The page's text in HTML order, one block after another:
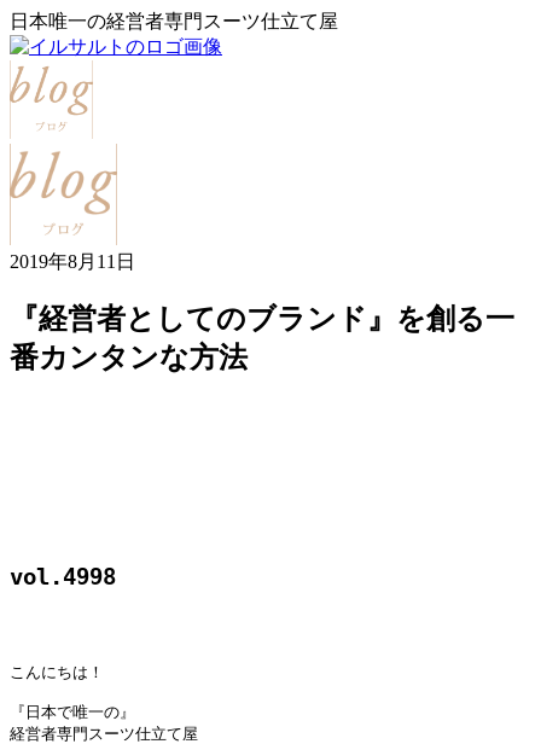
日本唯一の経営者専門スーツ仕立て屋
2019年8月11日
『経営者としてのブランド』を創る一
番カンタンな方法
vol.4998
こんにちは！
『日本で唯一の』
経営者専門スーツ仕立て屋